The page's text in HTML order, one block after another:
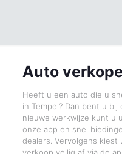
Auto
Heeft u een auto die u
in Tempel? Dan bent u
nieuwe werkwijze kunt u
onze app en snel
dealers. Vervolgens